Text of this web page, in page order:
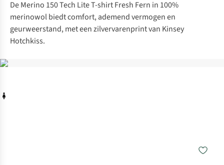
De Merino 150 Tech Lite T-shirt Fresh Fern in 100%
merinowol biedt comfort, ademend vermogen en
geurweerstand, met een zilvervarenprint van Kinsey
Hotchkiss.